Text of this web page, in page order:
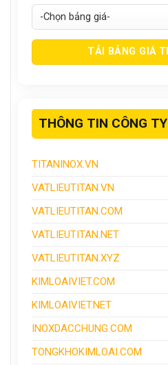
THÔNG TIN CÔNG TY
TITANINOX.VN
VATLIEUTITAN.VN
VATLIEUTITAN.COM
VATLIEUTITAN.NET
VATLIEUTITAN.XYZ
KIMLOAIVIET.COM
KIMLOAIVIET.NET
INOXDACCHUNG.COM
TONGKHOKIMLOAI.COM